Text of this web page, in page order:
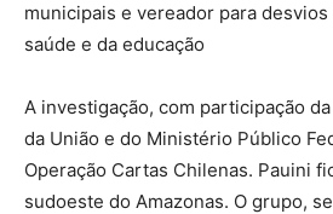
municipais e vereador para
saúde e da educação
A investigação, com participação
da União e do Ministério Público
Operação Cartas Chilenas. Pauini
sudoeste do Amazonas. O grupo,